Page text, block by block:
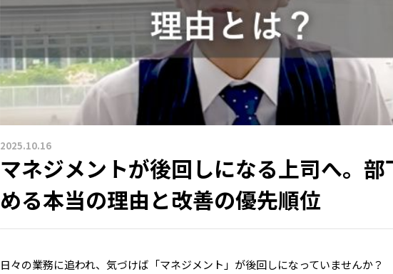
2025.10.16
マネジメントが後回しになる上司へ。部
める本当の理由と改善の優先順位
日々の業務に追われ、気づけば「マネジメント」が後回しになっていませんか？